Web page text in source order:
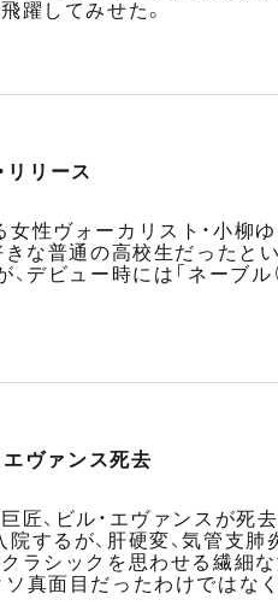
躍してみせた。
リリース
性ヴォーカリスト・小柳
きな普通の高校生だったと
、デビュー時には「ネーブ
ヴァンス死去
匠、ビル・エヴァンスが
するが、肝硬変、気管支
ラシックを思わせる繊細
真面目だったわけではな